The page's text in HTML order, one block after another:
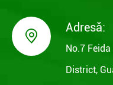
 Adresă:
No.7
District,